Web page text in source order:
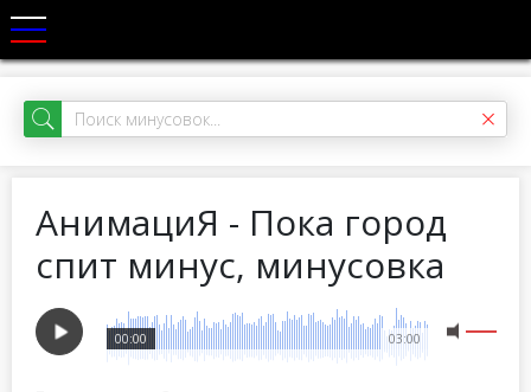
АнимациЯ - Пока город
спит минус, минусовка
03:00
00:00